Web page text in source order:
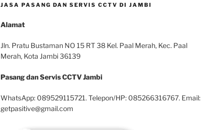
JASA PASANG DAN SERVIS CCTV DI JAMBI
Alamat
Jln. Pratu Bustaman NO 15 RT 38 Kel. Paal Merah, Kec. Paal
Merah, Kota Jambi 36139
Pasang dan Servis CCTV Jambi
WhatsApp: 089529115721. Telepon/HP: 085266316767. Email:
getpasitive@gmail.com